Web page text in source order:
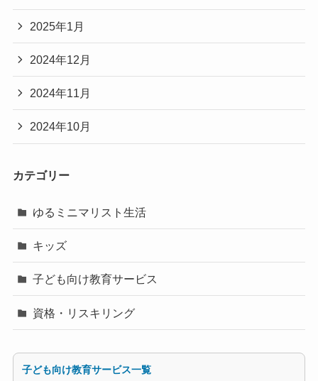
2025年1月
2024年12月
2024年11月
2024年10月
カテゴリー
ゆるミニマリスト生活
キッズ
子ども向け教育サービス
資格・リスキリング
子ども向け教育サービス一覧